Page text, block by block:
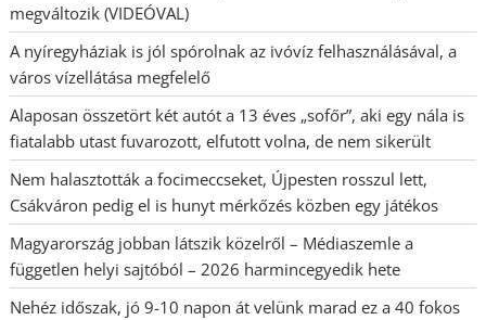
megváltozik (VIDEÓVAL)
A nyíregyháziak is jól spórolnak az ivóvíz felhasználásával, a
város vízellátása megfelelő
Alaposan összetört két autót a 13 éves „sofőr”, aki egy nála is
fiatalabb utast fuvarozott, elfutott volna, de nem sikerült
Nem halasztották a focimeccseket, Újpesten rosszul lett,
Csákváron pedig el is hunyt mérkőzés közben egy játékos
Magyarország jobban látszik közelről – Médiaszemle a
független helyi sajtóból – 2026 harmincegyedik hete
Nehéz időszak, jó 9-10 napon át velünk marad ez a 40 fokos